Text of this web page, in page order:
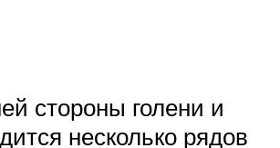
стороны голени и
несколько рядов